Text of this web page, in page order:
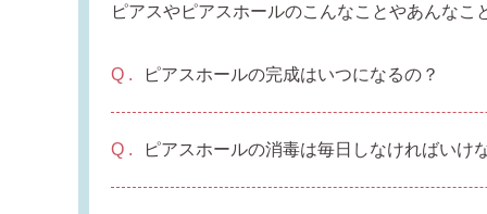
ピアスやピアスホールのこんなことやあんな
ピアスホールの完成はいつになるの？
ピアスホールの消毒は毎日しなければいけ